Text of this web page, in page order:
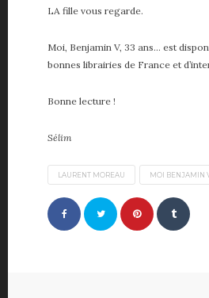
LA fille vous regarde.
Moi, Benjamin V, 33 ans… est
bonnes librairies de France et
Bonne lecture !
Sélim
LAURENT MOREAU MOI BENJAMIN